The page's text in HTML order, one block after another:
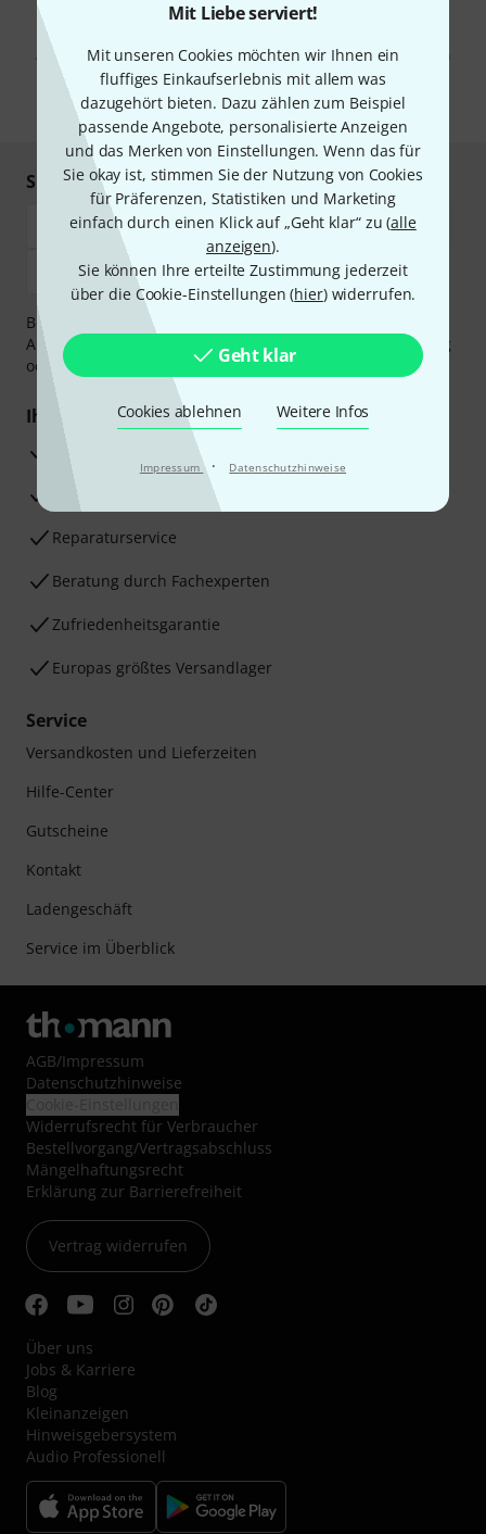
Mit Liebe serviert!
Mit unseren Cookies möchten wir Ihnen ein
fluffiges Einkaufserlebnis mit allem was
dazugehört bieten. Dazu zählen zum Beispiel
passende Angebote, personalisierte Anzeigen
und das Merken von Einstellungen. Wenn das für
Sie okay ist, stimmen Sie der Nutzung von Cookies
für Präferenzen, Statistiken und Marketing
einfach durch einen Klick auf „Geht klar“ zu (alle
anzeigen).
Sie können Ihre erteilte Zustimmung jederzeit
über die Cookie-Einstellungen (hier) widerrufen.
Geht klar
Cookies ablehnen Weitere Infos
Impressum · Datenschutzhinweise
Mit Klick auf „Jetzt anmelden“ stimmen Sie dem Erhalt von E-Mail-
Werbung und einer Messung des E-Mail-Nutzungsverhaltens zu. Die
Abmeldung ist jederzeit möglich. Weitere Informationen finden Sie in
unserenDatenschutzhinweisen.
* Pflichtfeld
Sicher einkaufen & bezahlen
Bezahlen Sie vertraulich und sicher per Vorkasse, PayPal,
Amazon Pay,
Klarna Sofort bezahlen
Klarna Ratenzahlung
oder Kreditkarte.
Ihre Vorteile
3 Jahre Thomann Garantie
30 Tage Money-Back-Garantie
Reparaturservice
Beratung durch Fachexperten
Zufriedenheitsgarantie
Europas größtes Versandlager
Service
Versandkosten und Lieferzeiten
Hilfe-Center
Gutscheine
Kontakt
Ladengeschäft
Service im Überblick
AGB/Impressum
Datenschutzhinweise
Widerrufsrecht für Verbraucher
Bestellvorgang/Vertragsabschluss
Mängelhaftungsrecht
Erklärung zur Barrierefreiheit
Vertrag widerrufen
Über uns
Jobs & Karriere
Blog
Kleinanzeigen
Hinweisgebersystem
Audio Professionell